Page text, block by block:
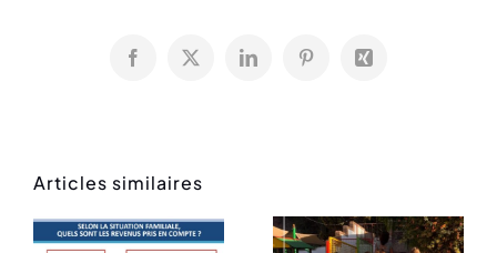
Facebook
X LinkedInPinterestXing
Articles similaires